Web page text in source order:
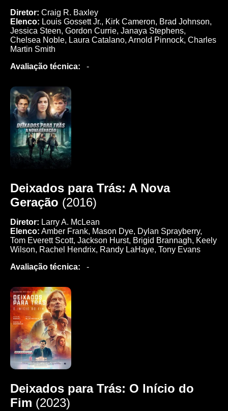
Diretor: Craig R. Baxley
Elenco: Louis Gossett Jr., Kirk Cameron, Brad Johnson,
Jessica Steen, Gordon Currie, Janaya Stephens,
Chelsea Noble, Laura Catalano, Arnold Pinnock, Charles
Martin Smith
Avaliação técnica:
-
Deixados para Trás: A Nova
Geração (2016)
Diretor: Larry A. McLean
Elenco: Amber Frank, Mason Dye, Dylan Sprayberry,
Tom Everett Scott, Jackson Hurst, Brigid Brannagh, Keely
Wilson, Rachel Hendrix, Randy LaHaye, Tony Evans
Avaliação técnica:
-
Deixados para Trás: O Início do
Fim (2023)